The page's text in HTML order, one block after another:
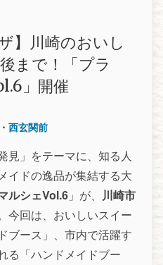
】川崎のおいし
まで！「プラ
」開催
西玄関前
見」をテーマに、知る人
イドの逸品が集結する大
ルシェVol.6 」が、 川崎市
今回は、おいしいスイー
ブース」、市内で活躍す
る「ハンドメイドブー